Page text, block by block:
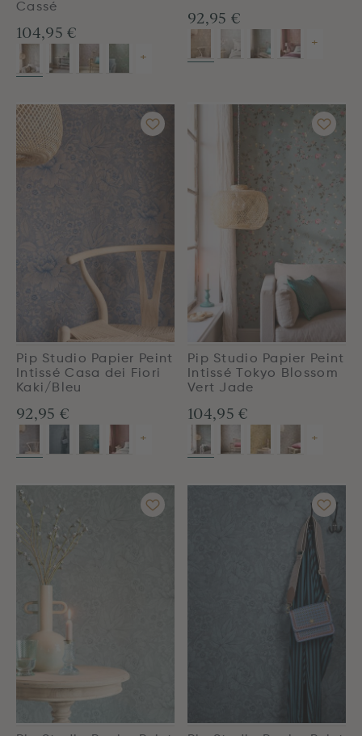
Cassé
104,95 €
+
92,95 €
+
Pip Studio Papier Peint
Intissé Casa dei Fiori
Kaki/Bleu
92,95 €
+
Pip Studio Papier Peint
Intissé Tokyo Blossom
Vert Jade
104,95 €
+